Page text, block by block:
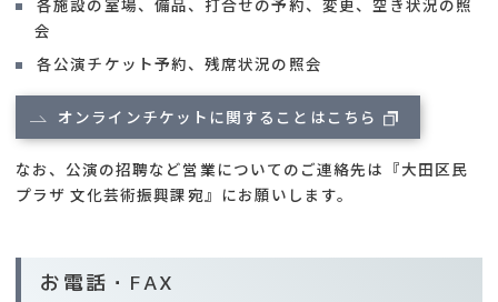
各施設の室場、備品、打合せの予約、変更、空き状況の照
会
各公演チケット予約、残席状況の照会
オンラインチケットに関することはこちら
なお、公演の招聘など営業についてのご連絡先は『大田区民
プラザ 文化芸術振興課宛』にお願いします。
お電話・FAX